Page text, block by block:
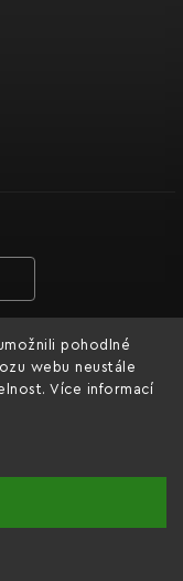
pohodlné
webu neustále
Více informací
pro Česko a